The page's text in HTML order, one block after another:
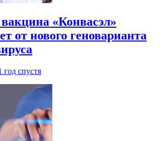
«Конвасэл»
от нового геноварианта
год спустя